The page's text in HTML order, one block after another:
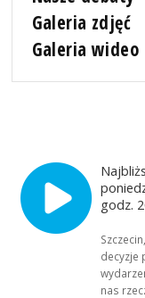
Galeria zdjęć
Galeria wideo
godz.
decyzje
nas